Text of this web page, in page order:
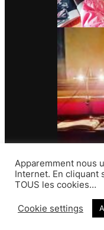
Contact
Apparemment nous
Internet. En cliquant
TOUS les cookies…
Cookie settings